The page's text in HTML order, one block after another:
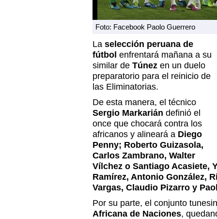
Foto: Facebook Paolo Guerrero
La selección peruana de
fútbol enfrentará mañana a su
similar de Túnez en un duelo
preparatorio para el reinicio de
las Eliminatorias.
De esta manera, el técnico
Sergio Markarián definió el
once que chocará contra los
africanos y alineará a Diego
Penny; Roberto Guizasola,
Carlos Zambrano, Walter
Vílchez o Santiago Acasiete,
Ramírez, Antonio González,
Vargas, Claudio Pizarro y
Por su parte, el conjunto
Africana de Naciones,